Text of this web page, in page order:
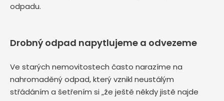
odpadu.
Drobný odpad napytlujeme a odvezeme
Ve starých nemovitostech často narazíme na
nahromaděný odpad, který vznikl neustálým
střádáním a šetřením si „že ještě někdy jistě najde